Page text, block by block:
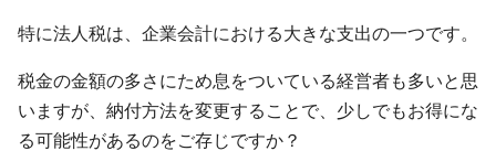
特に法人税は、企業会計における大きな支出の一つです。
税金の金額の多さにため息をついている経営者も多いと思
いますが、納付方法を変更することで、少しでもお得にな
る可能性があるのをご存じですか？